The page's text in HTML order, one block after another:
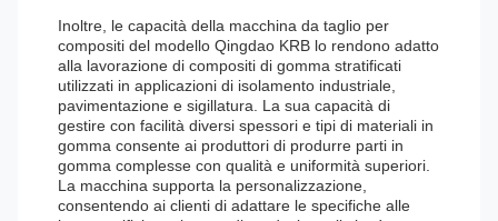
Inoltre, le capacità della macchina da taglio per
compositi del modello Qingdao KRB lo rendono adatto
alla lavorazione di compositi di gomma stratificati
utilizzati in applicazioni di isolamento industriale,
pavimentazione e sigillatura. La sua capacità di
gestire con facilità diversi spessori e tipi di materiali in
gomma consente ai produttori di produrre parti in
gomma complesse con qualità e uniformità superiori.
La macchina supporta la personalizzazione,
consentendo ai clienti di adattare le specifiche alle